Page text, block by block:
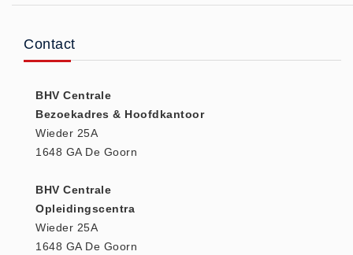
Vitamines en mineralen (0)
Eerste Hulp Paneel
Evacuatie
Evacuatie (19)
Noodkoffer (0)
Stoelen (5)
Zaklampen (9)
Contact
BHV Centrale
Bezoekadres & Hoofdkantoor
Wieder 25A
1648 GA De Goorn
BHV Centrale
Opleidingscentra
Wieder 25A
1648 GA De Goorn